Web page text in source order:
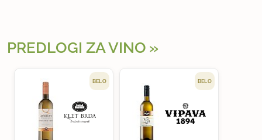
PREDLOGI ZA VINO
BELO BELO